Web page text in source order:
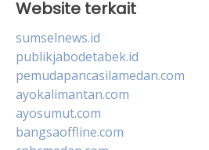
Website terkait
sumselnews.id
publikjabodetabek.id
pemudapancasilamedan.com
ayokalimantan.com
ayosumut.com
bangsaoffline.com